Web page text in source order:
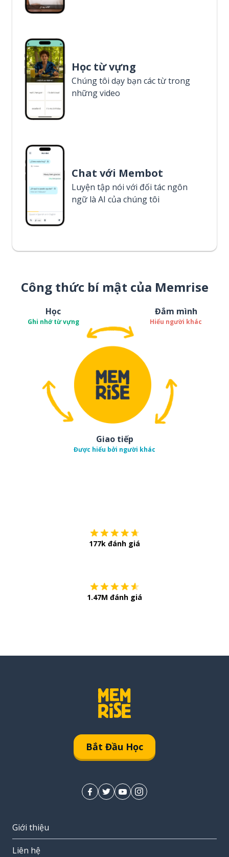
Học từ vựng
Chúng tôi dạy bạn các từ trong
những video
Chat với Membot
Luyện tập nói với đối tác ngôn
ngữ là AI của chúng tôi
Công thức bí mật của Memrise
Học
Ghi nhớ từ vựng
Đắm mình
Hiểu người khác
Giao tiếp
Được hiểu bởi người khác
177k đánh giá
1.47M đánh giá
Bắt Đầu Học
Giới thiệu
Liên hệ